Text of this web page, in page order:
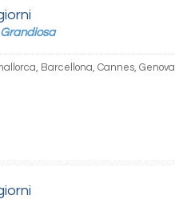
Barcellona, Cannes, Genova